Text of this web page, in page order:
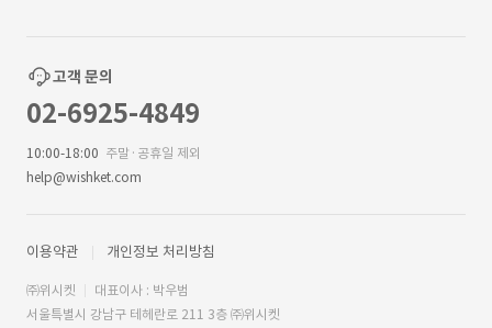
고객 문의
02-6925-4849
10:00-18:00 주말·공휴일 제외
help@wishket.com
이용약관 개인정보 처리방침
㈜위시켓
대표이사 : 박우범
서울특별시 강남구 테헤란로 211 3층 ㈜위시켓